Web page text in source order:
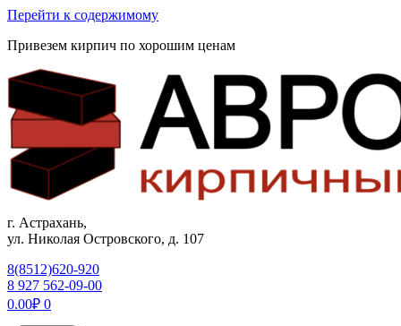
Перейти к содержимому
Привезем кирпич по хорошим ценам
г. Астрахань,
ул. Николая Островского, д. 107
8(8512)620-920
8 927 562-09-00
0.00₽ 0